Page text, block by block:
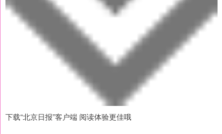
下载“北京日报”客户端 阅读体验更佳哦